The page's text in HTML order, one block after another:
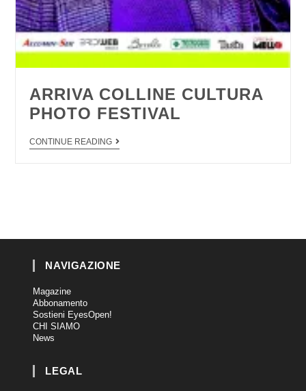
ARRIVA COLLINE CULTURA
PHOTO FESTIVAL
CONTINUE READING
NAVIGAZIONE
Magazine
Abbonamento
Sostieni EyesOpen!
CHI SIAMO
News
LEGAL